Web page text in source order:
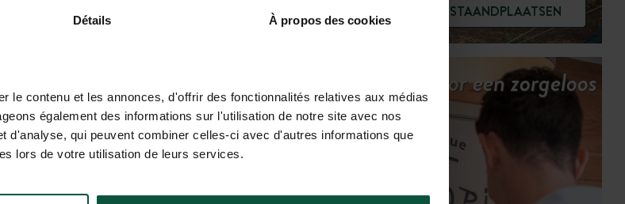
Détails À propos des cookies
le contenu et les annonces, d'offrir des fonctionnalités relatives aux médias
également des informations sur l'utilisation de notre site avec nos
d'analyse, qui peuvent combiner celles-ci avec d'autres informations que
lors de votre utilisation de leurs services.
BEKIJK DE STAANDPLAATSEN
Onze services voor een zorgeloos
verblijf